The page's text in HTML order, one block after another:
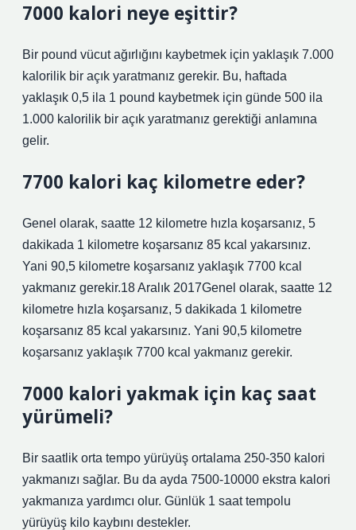
7000 kalori neye eşittir?
Bir pound vücut ağırlığını kaybetmek için yaklaşık 7.000
kalorilik bir açık yaratmanız gerekir. Bu, haftada
yaklaşık 0,5 ila 1 pound kaybetmek için günde 500 ila
1.000 kalorilik bir açık yaratmanız gerektiği anlamına
gelir.
7700 kalori kaç kilometre eder?
Genel olarak, saatte 12 kilometre hızla koşarsanız, 5
dakikada 1 kilometre koşarsanız 85 kcal yakarsınız.
Yani 90,5 kilometre koşarsanız yaklaşık 7700 kcal
yakmanız gerekir.18 Aralık 2017Genel olarak, saatte 12
kilometre hızla koşarsanız, 5 dakikada 1 kilometre
koşarsanız 85 kcal yakarsınız. Yani 90,5 kilometre
koşarsanız yaklaşık 7700 kcal yakmanız gerekir.
7000 kalori yakmak için kaç saat
yürümeli?
Bir saatlik orta tempo yürüyüş ortalama 250-350 kalori
yakmanızı sağlar. Bu da ayda 7500-10000 ekstra kalori
yakmanıza yardımcı olur. Günlük 1 saat tempolu
yürüyüş kilo kaybını destekler.